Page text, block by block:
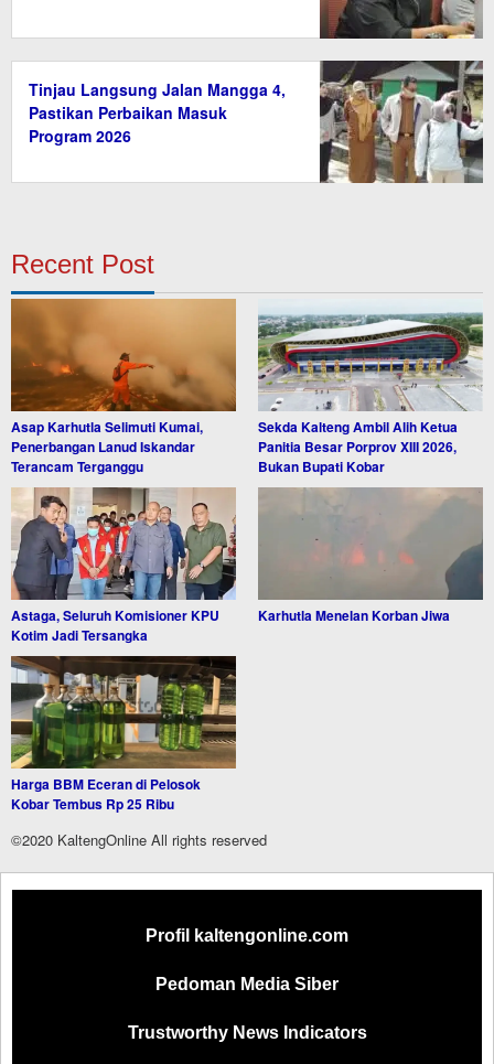
Tinjau Langsung Jalan Mangga 4,
Pastikan Perbaikan Masuk
Program 2026
Recent Post
Asap Karhutla Selimuti Kumai,
Penerbangan Lanud Iskandar
Terancam Terganggu
Sekda Kalteng Ambil Alih Ketua
Panitia Besar Porprov XIII 2026,
Bukan Bupati Kobar
Astaga, Seluruh Komisioner KPU
Kotim Jadi Tersangka
Karhutla Menelan Korban Jiwa
Harga BBM Eceran di Pelosok
Kobar Tembus Rp 25 Ribu
©2020 KaltengOnline All rights reserved
Profil kaltengonline.com
Pedoman Media Siber
Trustworthy News Indicators